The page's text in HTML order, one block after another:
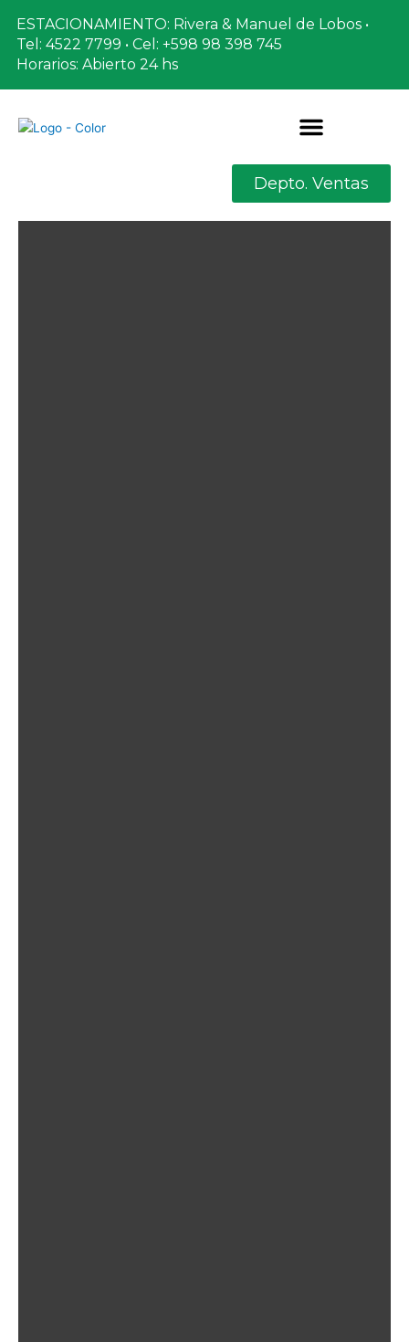
contenido
ESTACIONAMIENTO: Rivera & Manuel de Lobos •
Tel: 4522 7799 • Cel: +598 98 398 745
Horarios: Abierto 24 hs
Depto. Ventas